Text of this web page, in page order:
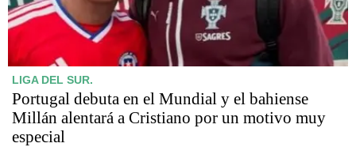
LIGA DEL SUR.
Portugal debuta en el Mundial y el bahiense
Millán alentará a Cristiano por un motivo muy
especial